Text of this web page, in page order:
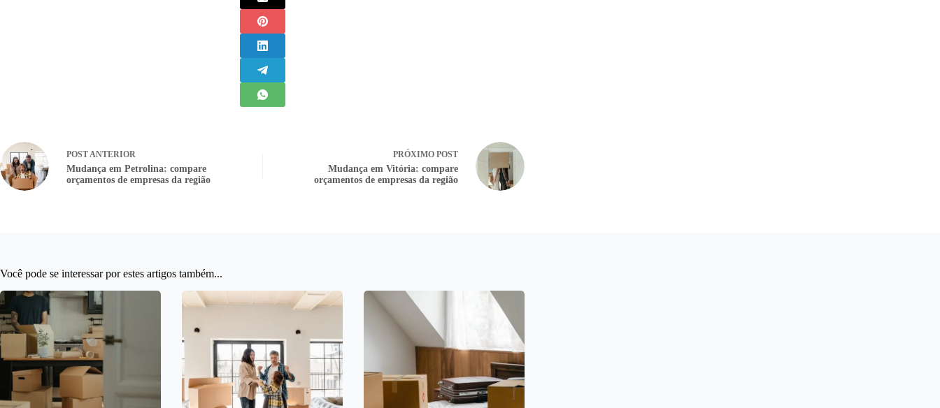
POSTANTERIOR
Mudança em Petrolina: compare
orçamentos de empresas da região
PRÓXIMO POST
Mudança em Vitória: compare
orçamentos de empresas da região
Você pode se interessar por estes artigos também...